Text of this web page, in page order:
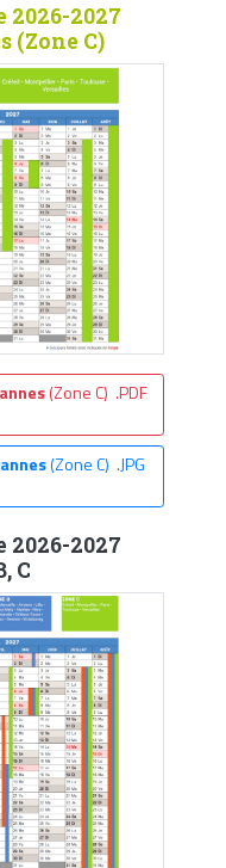
2027
(Zone C)
(Zone C) .PDF
(Zone C) .JPG
2027
C